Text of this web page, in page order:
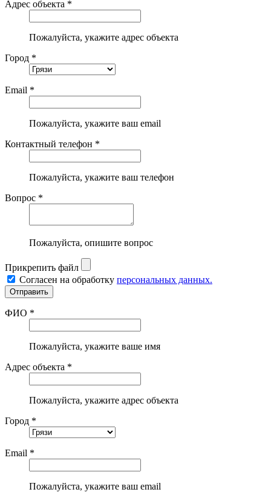
Адрес объекта *
Пожалуйста, укажите адрес объекта
Город *
Email *
Пожалуйста, укажите ваш email
Контактный телефон *
Пожалуйста, укажите ваш телефон
Вопрос *
Пожалуйста, опишите вопрос
Прикрепить файл
Согласен на обработку персональных данных.
ФИО *
Пожалуйста, укажите ваше имя
Адрес объекта *
Пожалуйста, укажите адрес объекта
Город *
Email *
Пожалуйста, укажите ваш email